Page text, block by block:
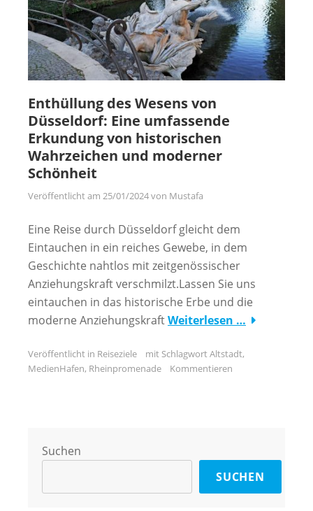
Enthüllung des Wesens von
Düsseldorf: Eine umfassende
Erkundung von historischen
Wahrzeichen und moderner
Schönheit
Veröffentlicht am 25/01/2024von Mustafa
Eine Reise durch Düsseldorf gleicht dem
Eintauchen in ein reiches Gewebe, in dem
Geschichte nahtlos mit zeitgenössischer
Anziehungskraft verschmilzt.Lassen Sie uns
eintauchen in das historische Erbe und die
moderne AnziehungskraftWeiterlesen …
Veröffentlicht in Reiseziele mit SchlagwortAltstadt,
MedienHafen, Rheinpromenade Kommentieren
Suchen
SUCHEN